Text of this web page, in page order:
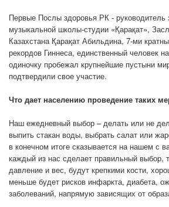
Первые Послы здоровья РК - руководитель
музыкальной школы-студии «Қарақат»,
Казахстана Қарақат Абильдина, 7-ми
рекордов Гиннеса, единственный человек
одиночку пробежал крупнейшие пустыни
подтвердили свое участие.
Что дает населению проведение таких
Наш ежедневный выбор – делать или не
выпить стакан воды, выбрать салат или
в конечном итоге сказывается на нашем с
каждый из нас сделает правильный выбор,
давление и вес, будут крепкими кости,
меньше будет рисков инфаркта, диабета,
заболеваний, напрямую зависящих от